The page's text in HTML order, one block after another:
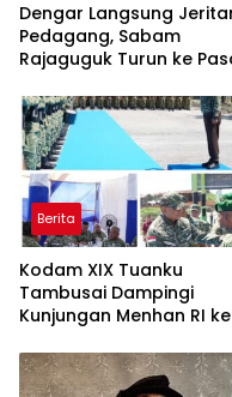
Dengar Langsung
Pedagang, Sabam
Rajaguguk Turun ke
Berita
Kodam XIX Tuanku
Tambusai Dampingi
Kunjungan Menhan RI ke
Perkuat Pembangunan
Satuan